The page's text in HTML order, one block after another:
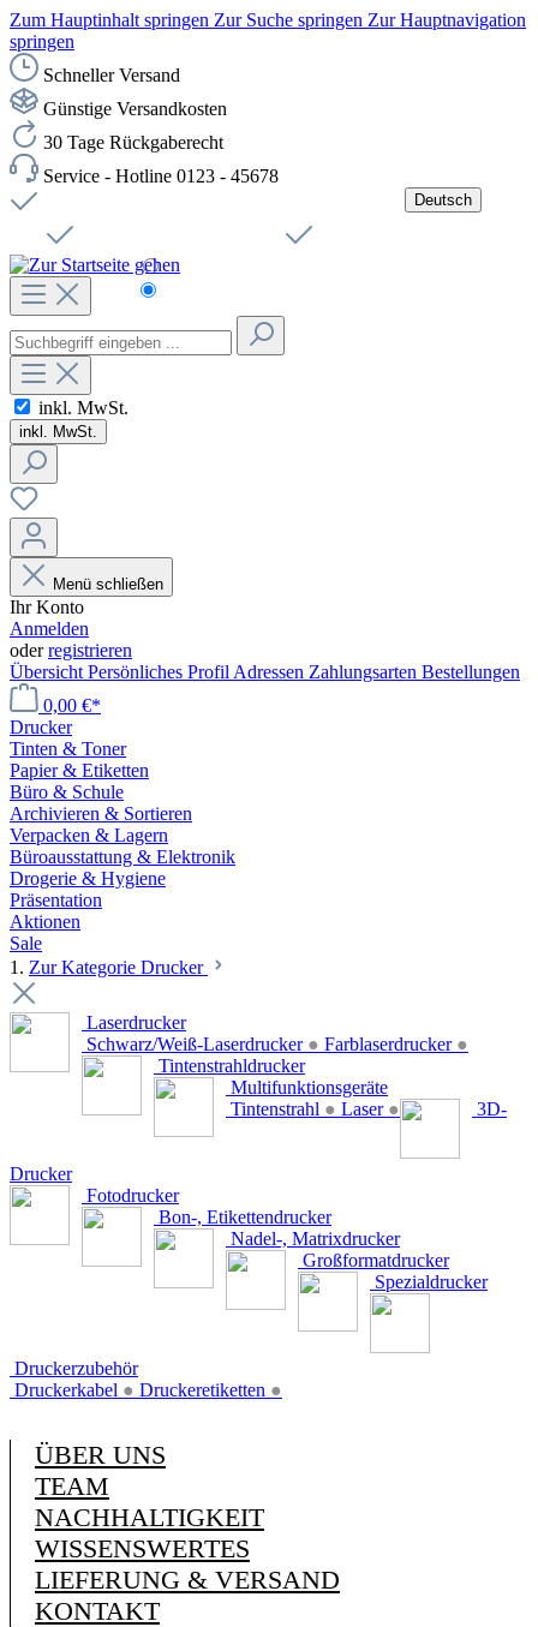
Zum Hauptinhalt springen Zur Suche springen Zur Hauptnavigation
springen
Schneller Versand
Günstige Versandkosten
30 Tage Rückgaberecht
Service - Hotline 0123 - 45678
Deutsch
Čeština
inkl. MwSt.
inkl. MwSt.
Menü schließen
Ihr Konto
Anmelden
oderregistrieren
Übersicht Persönliches Profil Adressen Zahlungsarten Bestellungen
0,00 €*
Drucker
Tinten & Toner
Papier & Etiketten
Büro & Schule
Archivieren & Sortieren
Verpacken & Lagern
Büroausstattung & Elektronik
Drogerie & Hygiene
Präsentation
Aktionen
Sale
1. Zur Kategorie Drucker
Laserdrucker
Schwarz/Weiß-Laserdrucker ● Farblaserdrucker ●
Tintenstrahldrucker
Multifunktionsgeräte
Tintenstrahl ● Laser ● 3D-
Drucker
Fotodrucker
Bon-, Etikettendrucker
Nadel-, Matrixdrucker
Großformatdrucker
Spezialdrucker
Druckerzubehör
Druckerkabel ● Druckeretiketten ●
ÜBER UNS
TEAM
NACHHALTIGKEIT
WISSENSWERTES
LIEFERUNG & VERSAND
KONTAKT